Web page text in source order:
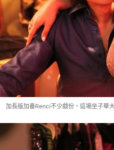
加長版加番Renci不少戲份，這場坐子華